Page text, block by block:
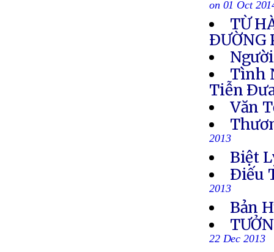
on 01 Oct
TỪ
ÐƯỜNG
Tình
Tiễn
Văn
2013
Biệt
Ðiếu
2013
Bản
22 Dec 2013